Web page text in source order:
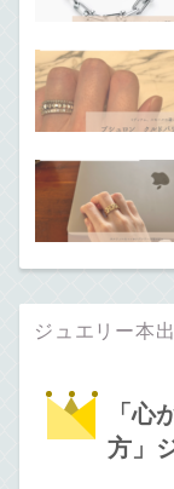
ジュエリー本
「心
方」